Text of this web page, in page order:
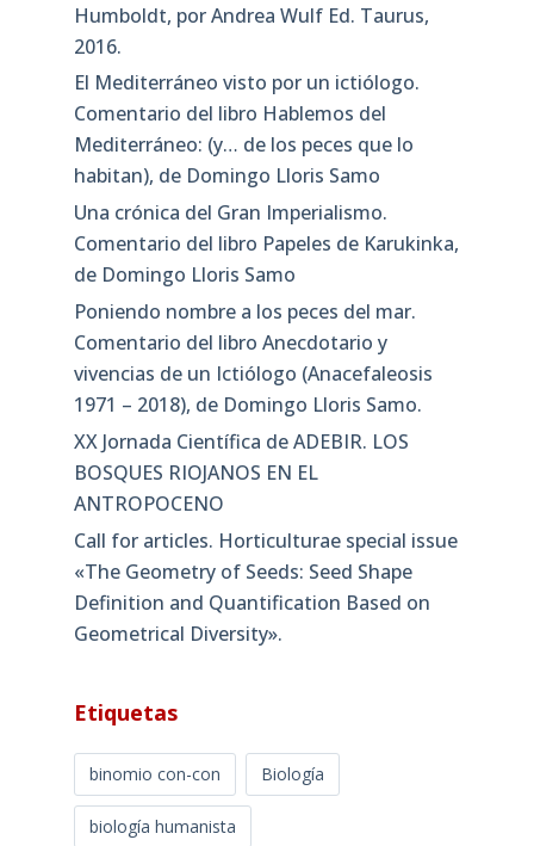
Humboldt, por Andrea Wulf Ed. Taurus,
2016.
El Mediterráneo visto por un ictiólogo.
Comentario del libro Hablemos del
Mediterráneo: (y… de los peces que lo
habitan), de Domingo Lloris Samo
Una crónica del Gran Imperialismo.
Comentario del libro Papeles de Karukinka,
de Domingo Lloris Samo
Poniendo nombre a los peces del mar.
Comentario del libro Anecdotario y
vivencias de un Ictiólogo (Anacefaleosis
1971 – 2018), de Domingo Lloris Samo.
XX Jornada Científica de ADEBIR. LOS
BOSQUES RIOJANOS EN EL
ANTROPOCENO
Call for articles. Horticulturae special issue
«The Geometry of Seeds: Seed Shape
Definition and Quantification Based on
Geometrical Diversity»​.
Etiquetas
binomio con-con Biología
biología humanista